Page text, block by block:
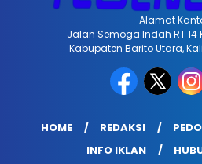
Alamat
Jalan Semoga Indah RT 14
Kabupaten Barito Utara,
HOME REDAKSI
INFO IKLAN